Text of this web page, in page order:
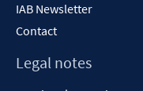
IAB Newsletter
Contact
Legal notes